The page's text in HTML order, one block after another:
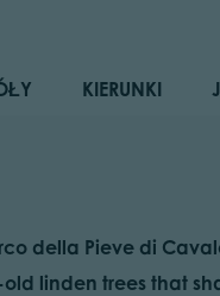
KIERUNKI
della Pieve di
linden trees that